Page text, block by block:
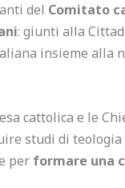
del Comitato
: giunti alla
insieme alla
cattolica e le
studi di
per formare una